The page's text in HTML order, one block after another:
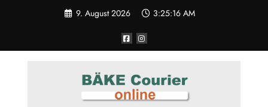
9. August 2026 3:25:16 AM